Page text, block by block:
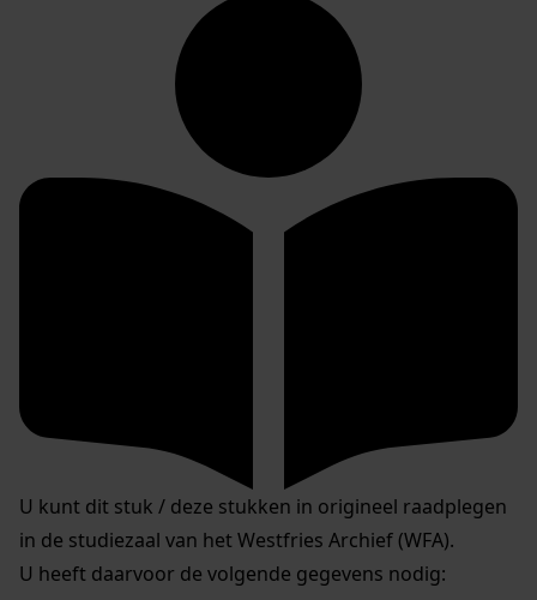
U kunt dit stuk / deze stukken in origineel raadplegen
in de studiezaal van het Westfries Archief (WFA).
U heeft daarvoor de volgende gegevens nodig: